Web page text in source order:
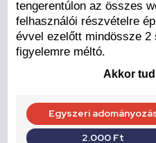
tengerentúlon az összes
felhasználói részvételre
évvel ezelőtt mindössze
figyelemre méltó.
Akkor